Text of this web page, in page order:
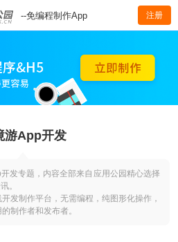
--免编程制作App 注册
游App开发
发专题，内容全部来自应用公园精心选择
。
发制作平台，无需编程，纯图形化操作，
制作者和发布者。